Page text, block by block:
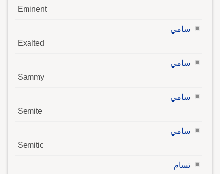
Eminent
سامي
Exalted
سامي
Sammy
سامي
Semite
سامي
Semitic
تسام